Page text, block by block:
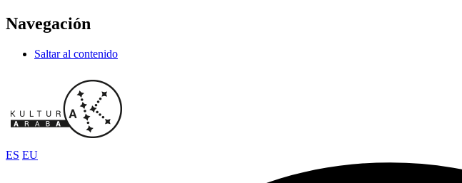
Navegación
Saltar al contenido
ES EU